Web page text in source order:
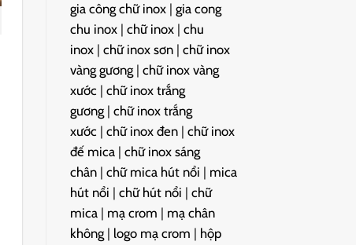
gia công chữ inox| gia cong
chu inox| chữ inox| chu
inox| chữ inox sơn| chữ inox
vàng gương| chữ inox vàng
xước | chữ inox trắng
gương| chữ inox trắng
xước | chữ inox đen| chữ inox
đế mica| chữ inox sáng
chân| chữ mica hút nổi | mica
hút nổi | chữ hút nổi | chữ
mica| mạ crom | mạ chân
không| logo mạ crom | hộp